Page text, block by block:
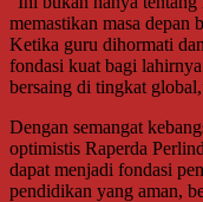
memastikan masa depan
Ketika guru dihormati
fondasi kuat bagi
bersaing di tingkat
Dengan semangat
optimistis Raperda
dapat menjadi fondasi
pendidikan yang aman,